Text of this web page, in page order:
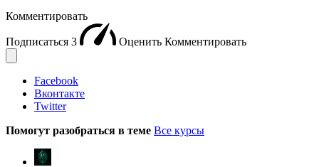
Комментировать
Подписаться 3 Оценить Комментировать
Facebook
Вконтакте
Twitter
Помогут разобраться в теме Все курсы